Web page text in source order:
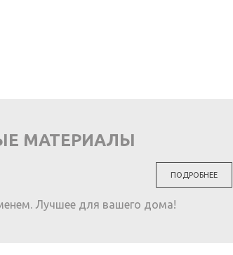
МАТЕРИАЛЫ
Лучшее для вашего дома!
ПОДРОБНЕЕ